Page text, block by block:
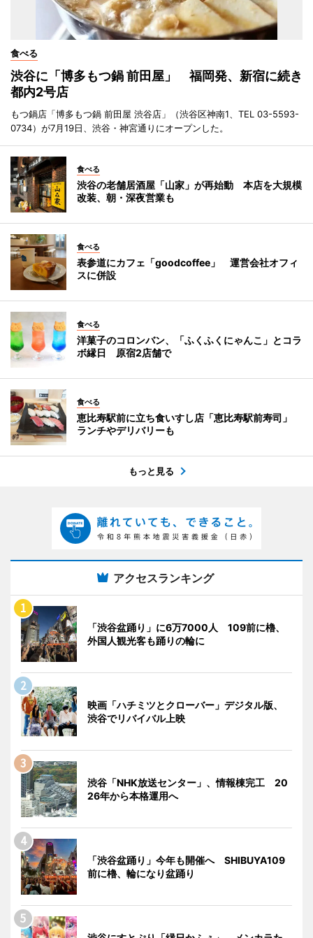
食べる
渋谷に「博多もつ鍋 前田屋」 福岡発、新宿に続き
都内2号店
もつ鍋店「博多もつ鍋 前田屋 渋谷店」（渋谷区神南1、TEL 03-5593-
0734）が7月19日、渋谷・神宮通りにオープンした。
食べる
渋谷の老舗居酒屋「山家」が再始動 本店を大規模
改装、朝・深夜営業も
食べる
表参道にカフェ「goodcoffee」 運営会社オフィ
スに併設
食べる
洋菓子のコロンバン、「ふくふくにゃんこ」とコラ
ボ縁日 原宿2店舗で
食べる
恵比寿駅前に立ち食いすし店「恵比寿駅前寿司」
ランチやデリバリーも
もっと見る
アクセスランキング
「渋谷盆踊り」に6万7000人 109前に櫓、
外国人観光客も踊りの輪に
映画「ハチミツとクローバー」デジタル版、
渋谷でリバイバル上映
渋谷「NHK放送センター」、情報棟完工 20
26年から本格運用へ
「渋谷盆踊り」今年も開催へ SHIBUYA109
前に櫓、輪になり盆踊り